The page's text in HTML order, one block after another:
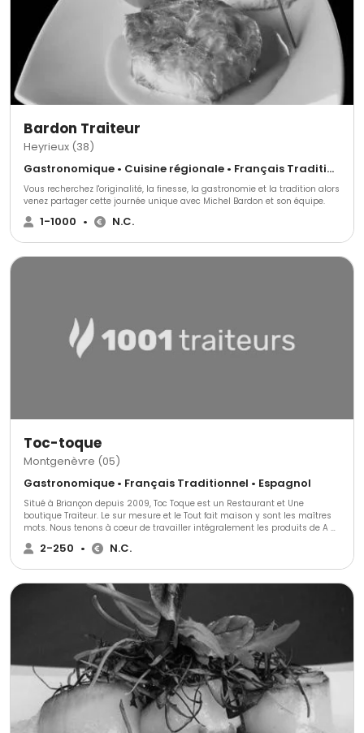
Bardon Traiteur
Heyrieux (38)
Gastronomique • Cuisine régionale • Français Traditionnel
Vous recherchez l'originalité, la finesse, la gastronomie et la tradition alors
venez partager cette journée unique avec Michel Bardon et son équipe.
1-1000 • N.C.
Toc-toque
Montgenèvre (05)
Gastronomique • Français Traditionnel • Espagnol
Situé à Briançon depuis 2009, Toc Toque est un Restaurant et Une
boutique Traiteur. Le sur mesure et le Tout fait maison y sont les maîtres
mots. Nous tenons à coeur de travailler intégralement les produits de A à
Z.
2-250 • N.C.